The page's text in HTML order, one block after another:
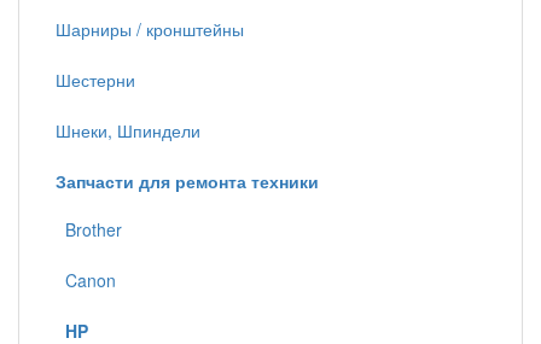
Шарниры / кронштейны
Шестерни
Шнеки, Шпиндели
Запчасти для ремонта техники
Brother
Canon
HP